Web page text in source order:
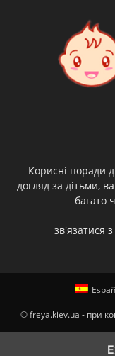
Корисні поради
догляд за дітьми,
багато
зв'язатися
© freya.kiev.ua - при